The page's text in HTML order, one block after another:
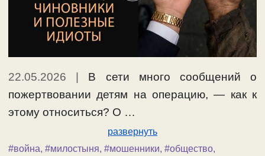
22.05.2026 | В сети много сообщений о
пожертвовании детям на операцию, — как к
этому относиться? О …
развернуть
#война, #милостыня, #мошенники, #общество,